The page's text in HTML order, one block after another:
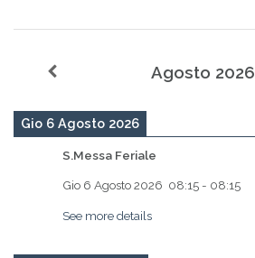
Agosto 2026
Gio 6 Agosto 2026
S.Messa Feriale
Gio 6 Agosto 2026 08:15 - 08:15
See more details